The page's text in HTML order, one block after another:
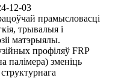
12-03
прамысловасці
трывалыя і
матэрыялы.
профіляў FRP
палімера) зменіць